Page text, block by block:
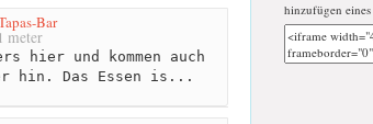
Bar
meter
hier und kommen auch
hin. Das Essen is...
hinzufügen eines